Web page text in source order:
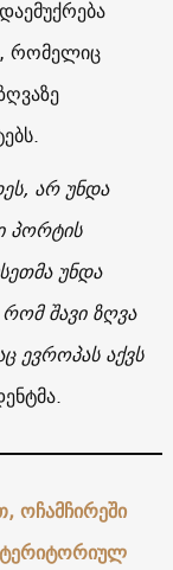
რომელიც
არ უნდა
პორტის
უნდა
შავი ზღვა
ევროპას აქვს
ოჩამჩირეში